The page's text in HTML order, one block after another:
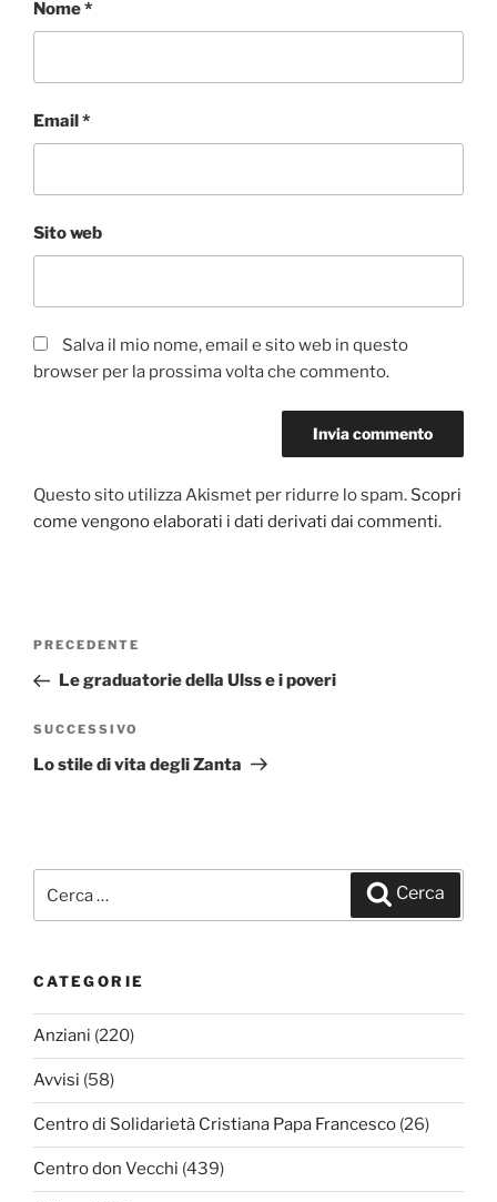
Nome*
Email*
Sito web
Salva il mio nome, email e sito web in questo
browser per la prossima volta che commento.
Questo sito utilizza Akismet per ridurre lo spam. Scopri
come vengono elaborati i dati derivati dai commenti.
Navigazione
Articolo
precedente:
PRECEDENTE
Le graduatorie della Ulss e i poveri
Articolo
successivo
SUCCESSIVO
Lo stile di vita degli Zanta
Cerca
CATEGORIE
Anziani (220)
Avvisi (58)
Centro di Solidarietà Cristiana Papa Francesco (26)
Centro don Vecchi (439)